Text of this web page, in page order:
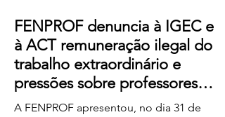
FENPROF denuncia à IGEC e
à ACT remuneração ilegal do
trabalho extraordinário e
pressões sobre professores
classificadores
A FENPROF apresentou, no dia 31 de